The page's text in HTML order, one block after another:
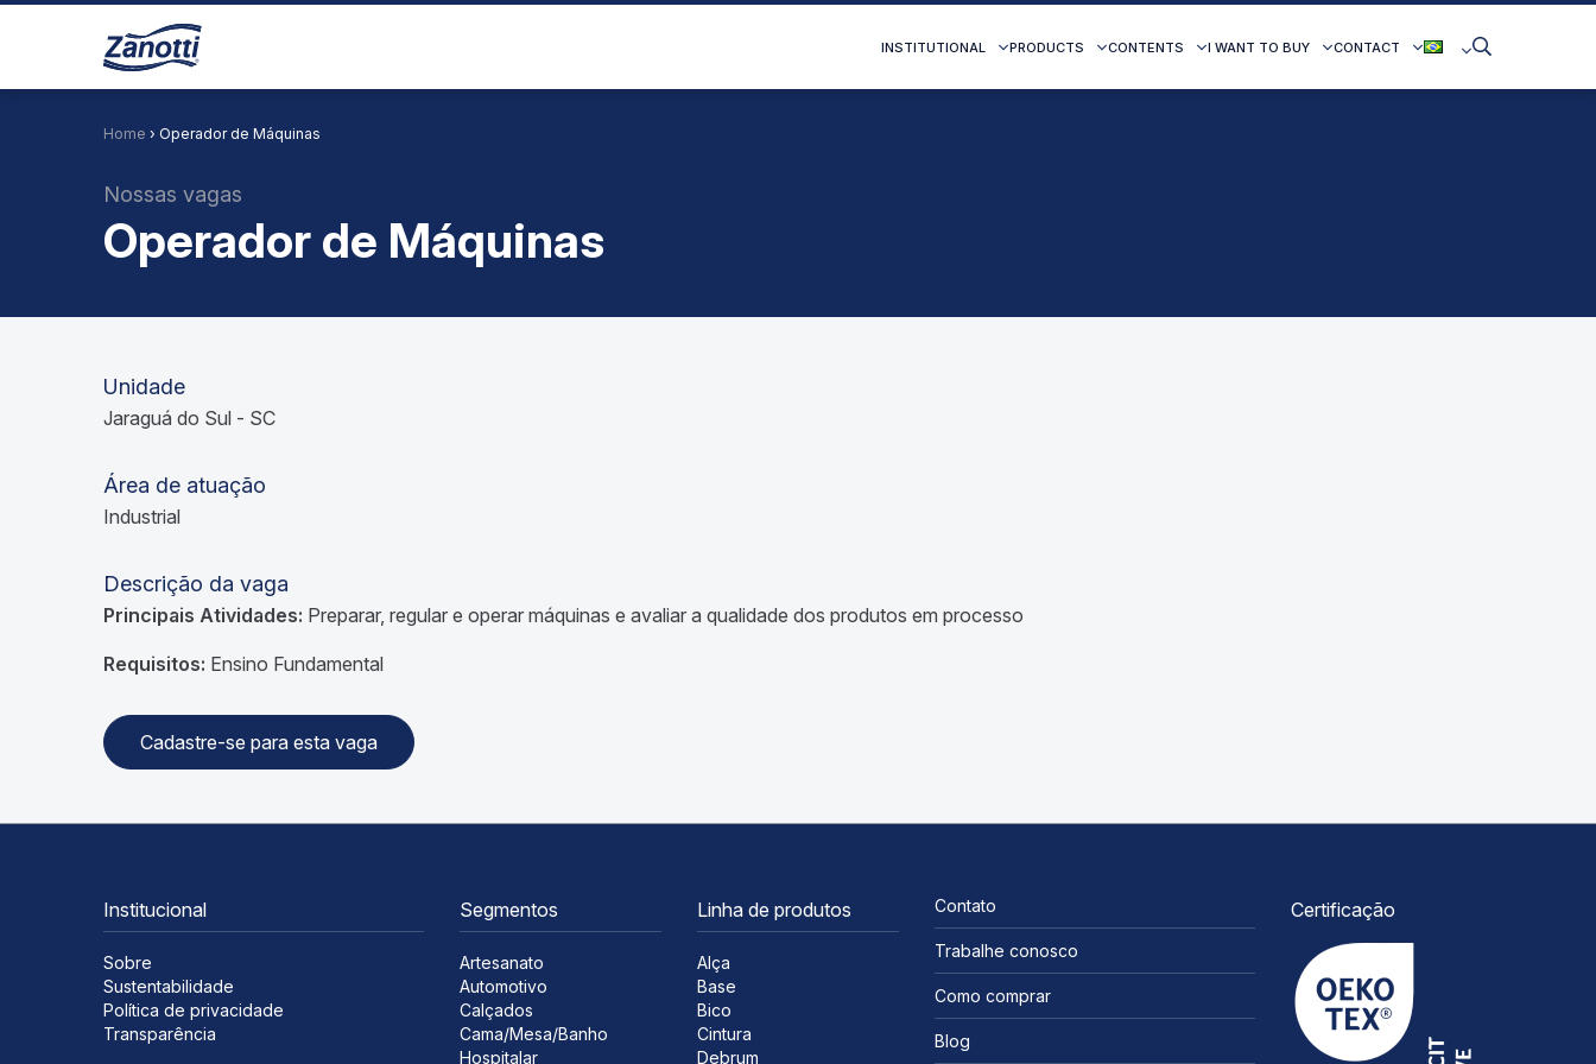
INSTITUTIONAL PRODUCTS CONTENTS I WANT TO BUY CONTACT
Home › Operador de Máquinas
Nossas vagas
Operador de Máquinas
Unidade
Jaraguá do Sul - SC
Área de atuação
Industrial
Descrição da vaga
Principais Atividades: Preparar, regular e operar máquinas e avaliar a qualidade dos produtos em processo
Requisitos: Ensino Fundamental
Cadastre-se para esta vaga
Institucional
Sobre
Sustentabilidade
Política de privacidade
Transparência
Segmentos
Artesanato
Automotivo
Calçados
Cama/Mesa/Banho
Hospitalar
Linha de produtos
Alça
Base
Bico
Cintura
Debrum
Contato
Trabalhe conosco
Como comprar
Blog
Certificação